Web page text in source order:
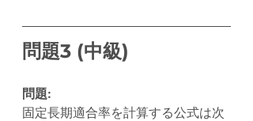
問題3 (中級)
問題:
固定長期適合率を計算する公式は次